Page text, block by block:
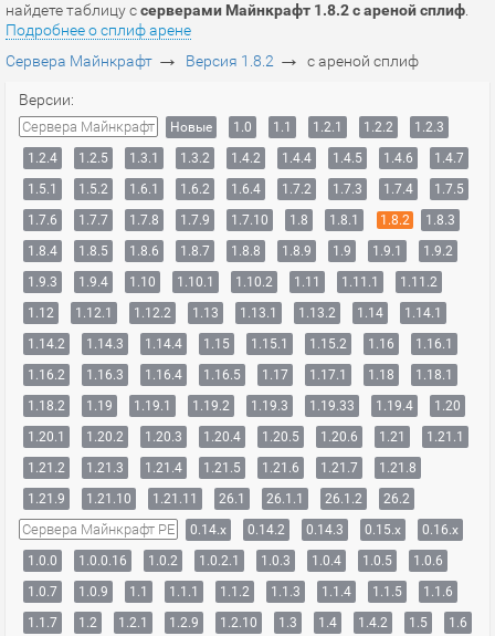
найдете таблицу ссерверами Майнкрафт 1.8.2 с ареной сплиф
Подробнее о сплиф арене
Сервера Майнкрафт → Версия 1.8.2 → с ареной сплиф
Версии:
Сервера Майнкрафт Новые 1.0 1.1 1.2.1 1.2.2
1.2.3
1.2.4
1.2.5 1.3.1 1.3.2 1.4.2 1.4.4 1.4.5 1.4.6
1.4.7
1.5.1
1.5.2 1.6.1 1.6.2 1.6.4 1.7.2 1.7.3 1.7.4
1.7.5
1.7.6
1.7.7 1.7.8 1.7.9 1.7.10 1.8 1.8.1 1.8.2
1.8.3
1.8.4
1.8.5 1.8.6 1.8.7 1.8.8 1.8.9 1.9 1.9.1
1.9.2
1.9.3
1.9.4 1.10 1.10.1 1.10.2 1.11 1.11.1
1.11.2
1.12
1.12.1 1.12.2 1.13 1.13.1 1.13.2 1.14
1.14.1
1.14.2
1.14.3 1.14.4 1.15 1.15.1 1.15.2 1.16
1.16.1
1.16.2
1.16.3 1.16.4 1.16.5 1.17 1.17.1 1.18
1.18.1
1.18.2
1.19 1.19.1 1.19.2 1.19.3 1.19.33 1.19.4
1.20
1.20.1
1.20.2 1.20.3 1.20.4 1.20.5 1.20.6 1.21
1.21.1
1.21.2
1.21.3 1.21.4 1.21.5 1.21.6 1.21.7
1.21.8
1.21.9
1.21.10 1.21.11 26.1 26.1.1 26.1.2 26.2
Сервера Майнкрафт PE 0.14.x 0.14.2 0.14.3 0.15.x
0.16.x
1.0.0
1.0.0.16 1.0.2 1.0.2.1 1.0.3 1.0.4 1.0.5
1.0.6
1.0.7
1.0.9 1.1 1.1.1 1.1.2 1.1.3 1.1.4 1.1.5
1.1.6
1.1.7
1.2 1.2.1 1.2.9 1.2.10 1.3 1.4 1.4.2 1.5
1.6